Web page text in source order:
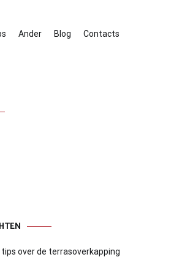
Ander Blog Contacts
over de terrasoverkapping